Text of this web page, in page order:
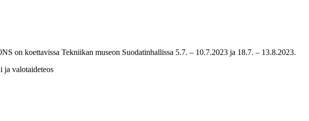
on koettavissa Tekniikan museon Suodatinhallissa 5.7. – 10.7.2023 ja 18.7. – 13.8.2023.